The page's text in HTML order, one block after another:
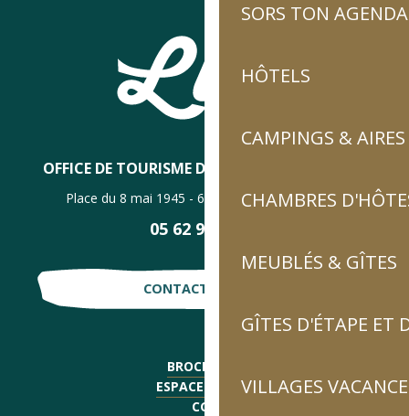
SORS TON AGENDA
HÔTELS
CAMPINGS &
CHAMBRES
MEUBLÉS & GÎTES
GÎTES D'ÉTAPE ET
VILLAGES
OFFICE DE TOURISME DE LUZ-SAINT-SAUVEUR
Place du 8 mai 1945 - 65120 Luz-Saint-Sauveur
05 62 92 30 30
CONTACTE-NOUS !
BROCHURES
ESPACE PRESSE
CGV